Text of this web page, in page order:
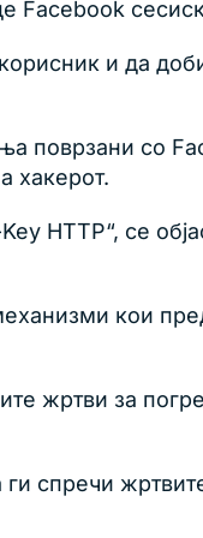
Facebook
и да
поврзани со
хакерот.
HTTP“, се
кои
жртви за
спречи жртвите